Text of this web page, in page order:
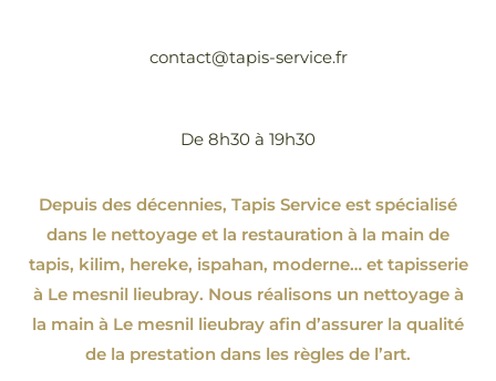
contact@tapis-service.fr
De 8h30 à 19h30
Depuis des décennies, Tapis Service est spécialisé
dans le nettoyage et la restauration à la main de
tapis, kilim, hereke, ispahan, moderne…et tapisserie
à Le mesnil lieubray. Nous réalisons un nettoyage à
la main à Le mesnil lieubray afin d’assurer la qualité
de la prestation dans les règles de l’art.